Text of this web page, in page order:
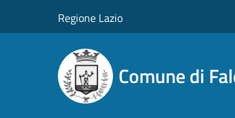
Regione Lazio
Comune di